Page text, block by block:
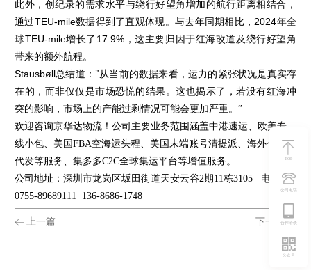
TOP
公司电话
合作洽谈
公众号
此外，创纪录的需求水平与绕行好望角增加的航行距离相结合，
通过TEU-mile数据得到了直观体现。与去年同期相比，2024年全
球TEU-mile增长了 17.9% ，这主要归因于红海改道及绕行好望角
带来的额外航程。
Stausbøll总结道："从当前的数据来看，运力的紧张状况是真实存
在的，而非仅仅是市场恐慌的结果。这也揭示了，若没有红海冲
突的影响，市场上的产能过剩情况可能会更加严重。”
欢迎咨询京华达物流！公司主要业务范围涵盖中港速运、欧美专
线小包、美国FBA空海运头程、美国末端账号清提派、海外仓一件
代发等服务、集多多C2C全球集运平台等增值服务。
公司地址：深圳市龙岗区坂田街道天安云谷2期11栋3105 电话:
0755-89689111 136-8686-1748
上一篇 下一篇